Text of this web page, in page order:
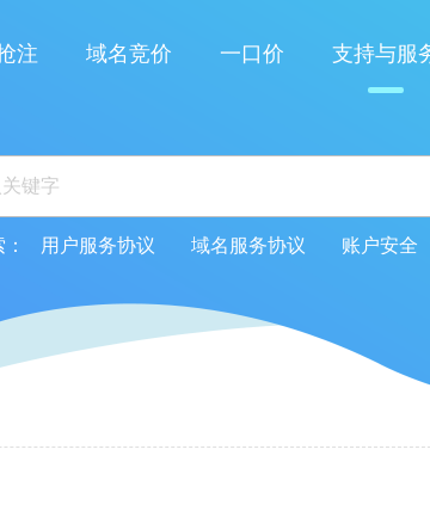
注 域名竞价 一口价 支持与服
用户服务协议 域名服务协议 账户安全